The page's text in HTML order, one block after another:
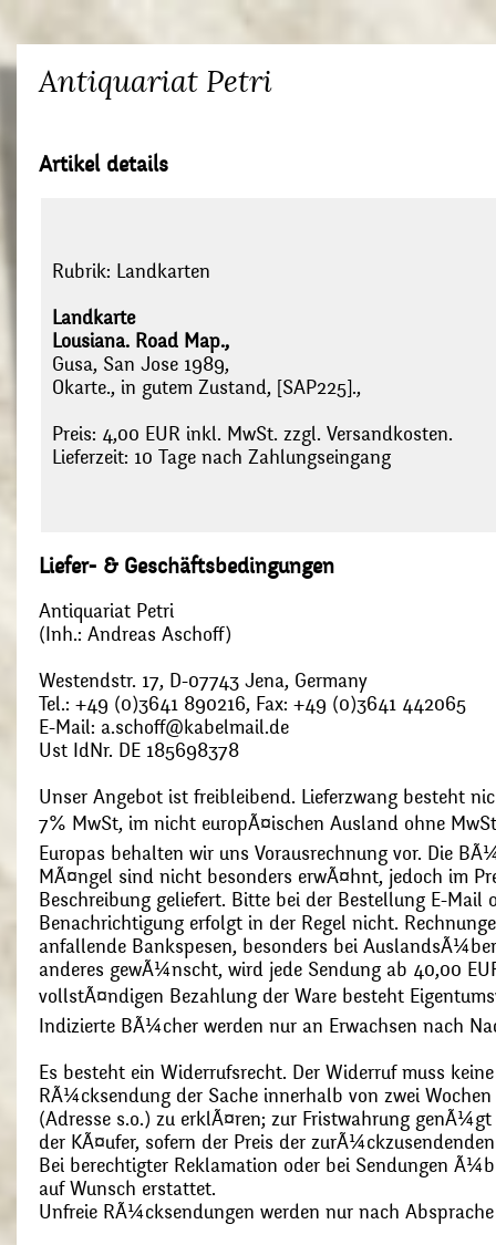
Antiquariat Petri
Artikel details
Rubrik: Landkarten
Landkarte
Lousiana. Road Map.,
Gusa, San Jose 1989,
Okarte., in gutem Zustand, [SAP225].,
Preis: 4,00 EUR inkl. MwSt. zzgl. Versandkosten.
Lieferzeit: 10 Tage nach Zahlungseingang
Liefer- & Geschäftsbedingungen
Antiquariat Petri
(Inh.: Andreas Aschoff)
Westendstr. 17, D-07743 Jena, Germany
Tel.: +49 (0)3641 890216, Fax: +49 (0)3641 442065
E-Mail: a.schoff@kabelmail.de
Ust IdNr. DE 185698378
Unser Angebot ist freibleibend. Lieferzwang besteht
7% MwSt, im nicht europÃ¤ischen Ausland ohne
Europas behalten wir uns Vorausrechnung vor. Die
MÃ¤ngel sind nicht besonders erwÃ¤hnt, jedoch im
Beschreibung geliefert. Bitte bei der Bestellung E-Mail
Benachrichtigung erfolgt in der Regel nicht.
anfallende Bankspesen, besonders bei
anderes gewÃ¼nscht, wird jede Sendung ab 40,00
vollstÃ¤ndigen Bezahlung der Ware besteht
Indizierte BÃ¼cher werden nur an Erwachsen nach
Es besteht ein Widerrufsrecht. Der Widerruf muss
RÃ¼cksendung der Sache innerhalb von zwei
(Adresse s.o.) zu erklÃ¤ren; zur Fristwahrung
der KÃ¤ufer, sofern der Preis der
Bei berechtigter Reklamation oder bei Sendungen
auf Wunsch erstattet.
Unfreie RÃ¼cksendungen werden nur nach